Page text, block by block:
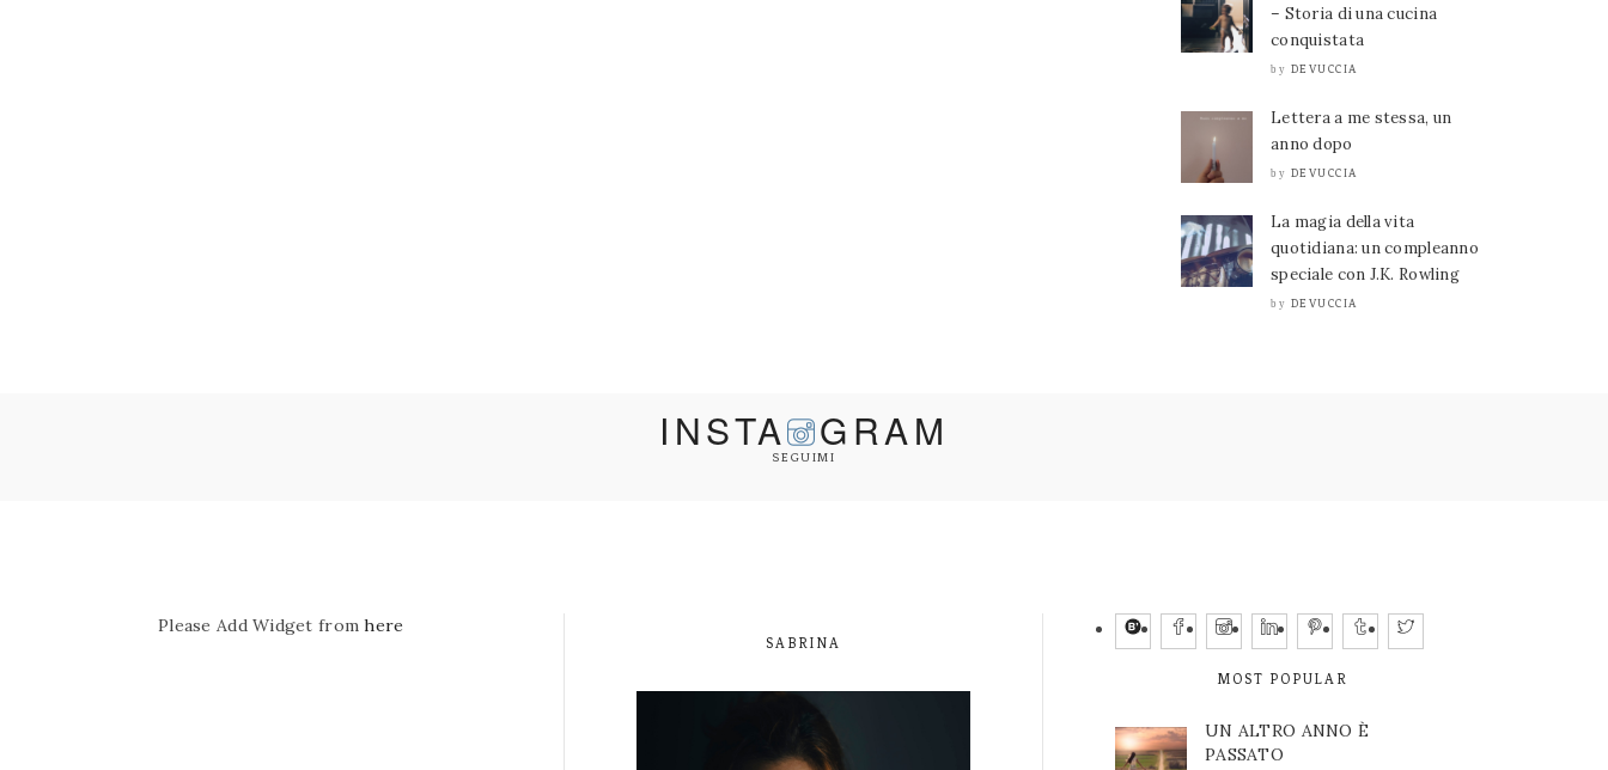
– Storia di una cucina
conquistata
by DEVUCCIA
Lettera a me stessa, un
anno dopo
by DEVUCCIA
La magia della vita
quotidiana: un compleanno
speciale con J.K. Rowling
by DEVUCCIA
INSTA GRAM
SEGUIMI
Please Add Widget fromhere
SABRINA
MOST POPULAR
UN ALTRO ANNO È
PASSATO